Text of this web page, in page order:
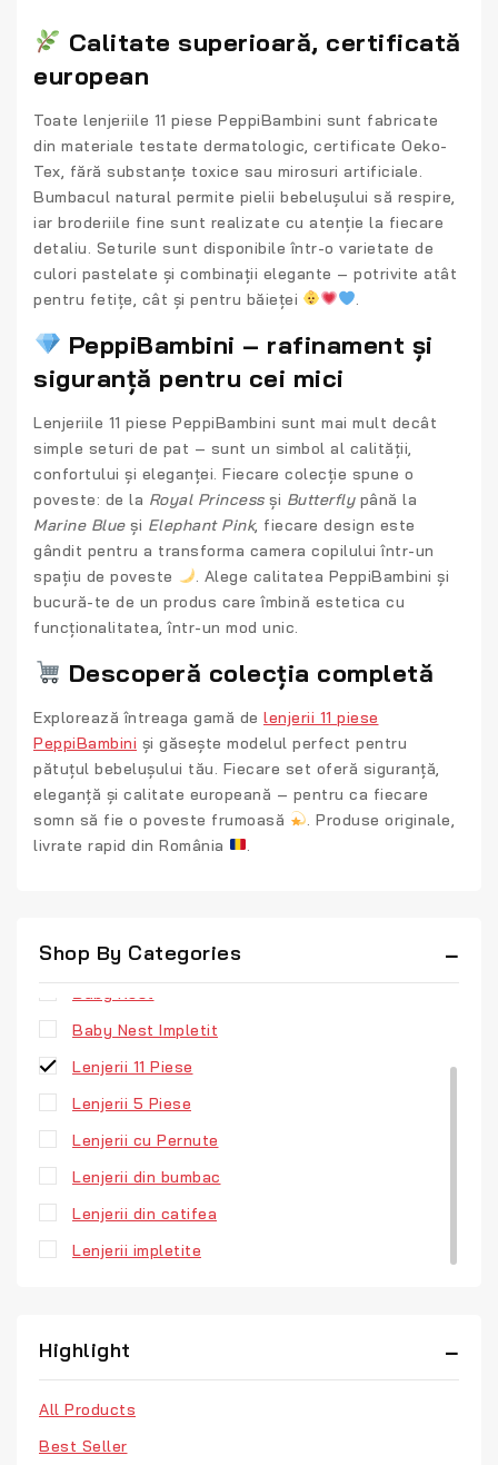
Calitate superioară, certificată
european
Toate lenjeriile 11 piese PeppiBambini sunt fabricate
din materiale testate dermatologic, certificate Oeko-
Tex, fără substanțe toxice sau mirosuri artificiale.
Bumbacul natural permite pielii bebelușului să respire,
iar broderiile fine sunt realizate cu atenție la fiecare
detaliu. Seturile sunt disponibile într-o varietate de
culori pastelate și combinații elegante – potrivite atât
pentru fetițe, cât și pentru băieței
.
PeppiBambini – rafinament și
siguranță pentru cei mici
Lenjeriile 11 piese PeppiBambini sunt mai mult decât
simple seturi de pat – sunt un simbol al calității,
confortului și eleganței. Fiecare colecție spune o
poveste: de la Royal Princessși Butterflypână la
Marine Blueși Elephant Pink, fiecare design este
gândit pentru a transforma camera copilului într-un
spațiu de poveste
. Alege calitatea PeppiBambini și
bucură-te de un produs care îmbină estetica cu
funcționalitatea, într-un mod unic.
Descoperă colecția completă
Explorează întreaga gamă de lenjerii 11 piese
PeppiBambini și găsește modelul perfect pentru
pătuțul bebelușului tău. Fiecare set oferă siguranță,
eleganță și calitate europeană – pentru ca fiecare
somn să fie o poveste frumoasă
. Produse originale,
livrate rapid din România
.
Shop By Categories
Aparatori Patuturi
Baby Nest
Baby Nest Impletit
Lenjerii 11 Piese
Lenjerii 5 Piese
Lenjerii cu Pernute
Lenjerii din bumbac
Lenjerii din catifea
Lenjerii impletite
Highlight
All Products
Best Seller